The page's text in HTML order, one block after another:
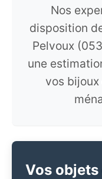
Nos
disposition
Pelvoux
une
vos
Vos